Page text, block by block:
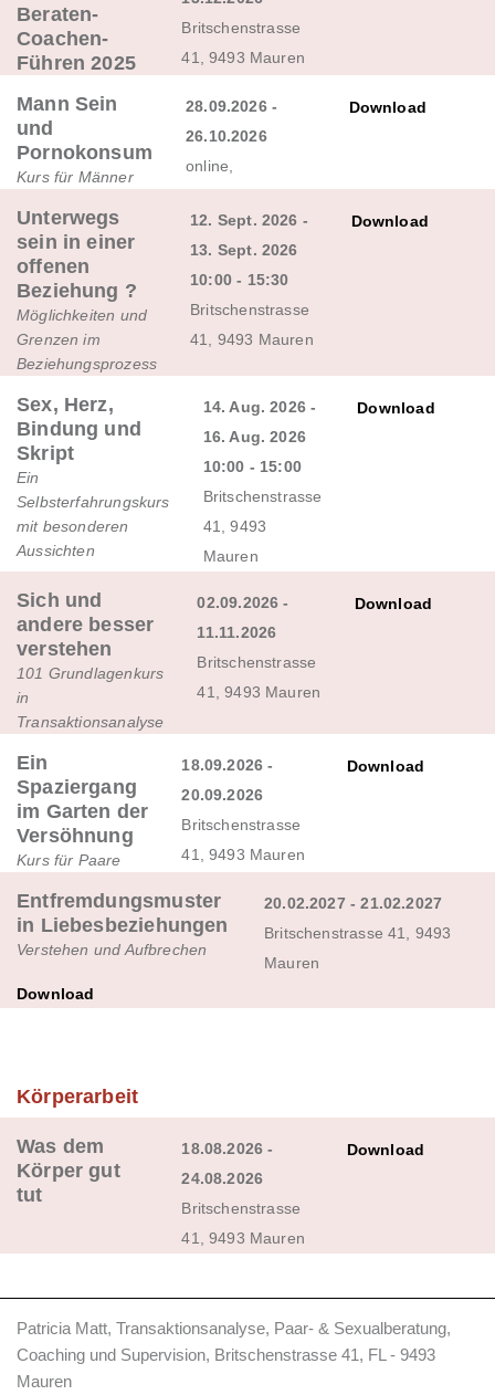
Beraten-
Coachen-
Führen 2025
Britschenstrasse
41, 9493 Mauren
Mann Sein
und
Pornokonsum
Kurs für Männer
28.09.2026 -
26.10.2026
online,
Download
Unterwegs
sein in einer
offenen
Beziehung ?
Möglichkeiten und
Grenzen im
Beziehungsprozess
12. Sept. 2026 -
13. Sept. 2026
10:00 - 15:30
Britschenstrasse
41, 9493 Mauren
Download
Sex, Herz,
Bindung und
Skript
Ein
Selbsterfahrungskurs
mit besonderen
Aussichten
14. Aug. 2026 -
16. Aug. 2026
10:00 - 15:00
Britschenstrasse
41, 9493
Mauren
Download
Sich und
andere besser
verstehen
101 Grundlagenkurs
in
Transaktionsanalyse
02.09.2026 -
11.11.2026
Britschenstrasse
41, 9493 Mauren
Download
Ein
Spaziergang
im Garten der
Versöhnung
Kurs für Paare
18.09.2026 -
20.09.2026
Britschenstrasse
41, 9493 Mauren
Download
Entfremdungsmuster
in Liebesbeziehungen
Verstehen und Aufbrechen
20.02.2027 - 21.02.2027
Britschenstrasse 41, 9493
Mauren
Download
Körperarbeit
Was dem
Körper gut
tut
18.08.2026 -
24.08.2026
Britschenstrasse
41, 9493 Mauren
Download
Patricia Matt, Transaktionsanalyse, Paar- & Sexualberatung,
Coaching und Supervision, Britschenstrasse 41, FL - 9493
Mauren